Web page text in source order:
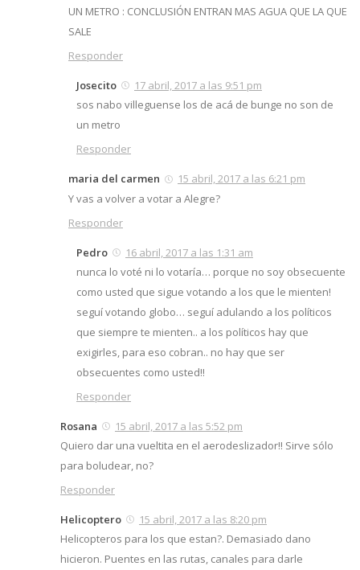
UN METRO : CONCLUSIÓN ENTRAN MAS AGUA QUE LA QUE
SALE
Responder
Josecito
17 abril, 2017 a las 9:51 pm
sos nabo villeguense los de acá de bunge no son de
un metro
Responder
maria del carmen
15 abril, 2017 a las 6:21 pm
Y vas a volver a votar a Alegre?
Responder
Pedro
16 abril, 2017 a las 1:31 am
nunca lo voté ni lo votaría… porque no soy obsecuente
como usted que sigue votando a los que le mienten!
seguí votando globo… seguí adulando a los políticos
que siempre te mienten.. a los políticos hay que
exigirles, para eso cobran.. no hay que ser
obsecuentes como usted!!
Responder
Rosana
15 abril, 2017 a las 5:52 pm
Quiero dar una vueltita en el aerodeslizador!! Sirve sólo
para boludear, no?
Responder
Helicoptero
15 abril, 2017 a las 8:20 pm
Helicopteros para los que estan?. Demasiado dano
hicieron. Puentes en las rutas, canales para darle